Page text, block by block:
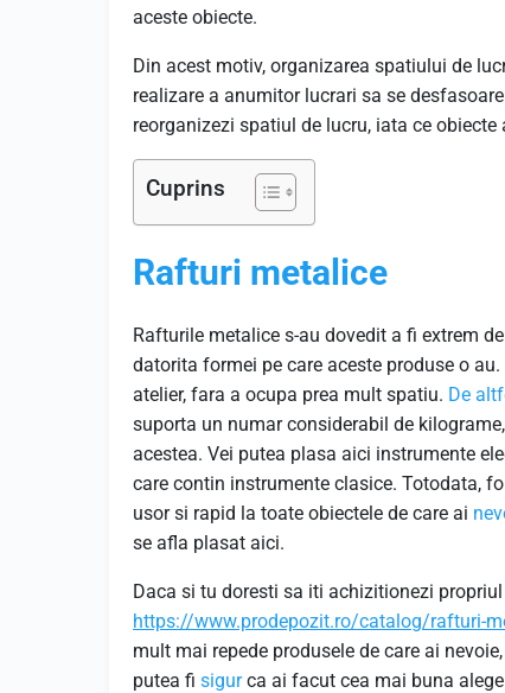
aceste obiecte.
Din acest motiv, organizarea spatiului de
realizare a anumitor lucrari sa se
reorganizezi spatiul de lucru, iata ce
Cuprins
Rafturi metalice
Rafturile metalice s-au dovedit a fi extrem
datorita formei pe care aceste produse o
atelier, fara a ocupa prea mult spatiu. De
suporta un numar considerabil de
acestea. Vei putea plasa aici instrumente
care contin instrumente clasice. Totodata,
usor si rapid la toate obiectele de care ai
se afla plasat aici.
Daca si tu doresti sa iti achizitionezi propriul
https://www.prodepozit.ro/catalog/rafturi-
mult mai repede produsele de care ai
putea fi sigurca ai facut cea mai buna